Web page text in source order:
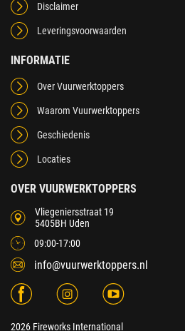
Disclaimer
Leveringsvoorwaarden
INFORMATIE
Over Vuurwerktoppers
Waarom Vuurwerktoppers
Geschiedenis
Locaties
OVER VUURWERKTOPPERS
Vliegeniersstraat 19
5405BH Uden
09:00-17:00
info@vuurwerktoppers.nl
2026 Fireworks International